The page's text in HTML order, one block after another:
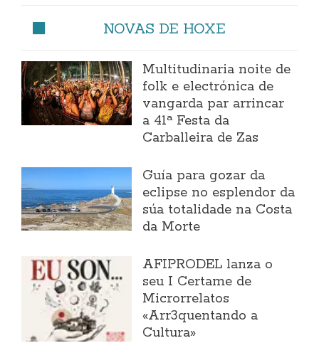
NOVAS DE HOXE
Multitudinaria noite de
folk e electrónica de
vangarda par arrincar
a 41ª Festa da
Carballeira de Zas
Guía para gozar da
eclipse no esplendor da
súa totalidade na Costa
da Morte
AFIPRODEL lanza o
seu I Certame de
Microrrelatos
«Arr3quentando a
Cultura»